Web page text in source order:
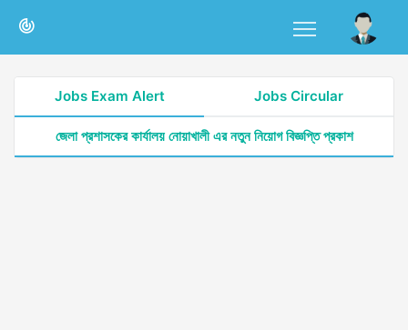
Jobs Exam Alert Jobs Circular
জেলা প্রশাসকের কার্যালয় নোয়াখালী এর নতুন নিয়োগ বিজ্ঞপ্তি প্রকাশ